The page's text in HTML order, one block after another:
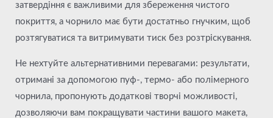
затвердіння є важливими для збереження чистого
покриття, а чорнило має бути достатньо гнучким, щоб
розтягуватися та витримувати тиск без розтріскування.
Не нехтуйте альтернативними перевагами: результати,
отримані за допомогою пуф-, термо- або полімерного
чорнила, пропонують додаткові творчі можливості,
дозволяючи вам покращувати частини вашого макета,